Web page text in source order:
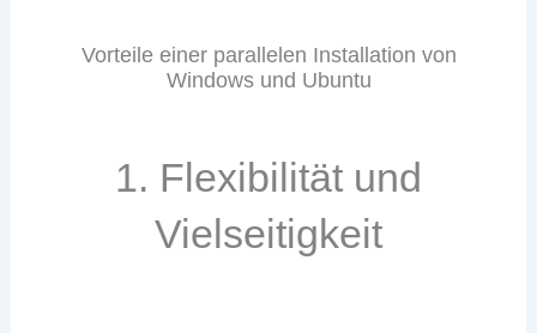
Vorteile einer parallelen Installation von
Windows und Ubuntu
1. Flexibilität und
Vielseitigkeit